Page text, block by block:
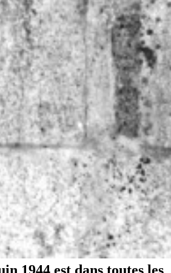
1944 est dans toutes les